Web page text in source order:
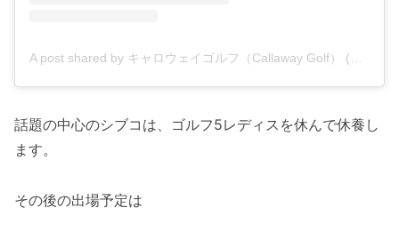
A post shared by キャロウェイゴルフ（Callaway Golf） (@callawaygolf_japan)
話題の中心のシブコは、ゴルフ5レディスを休んで休養し
ます。
その後の出場予定は